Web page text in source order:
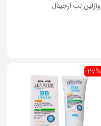
وازلین لب ارجینال
27%